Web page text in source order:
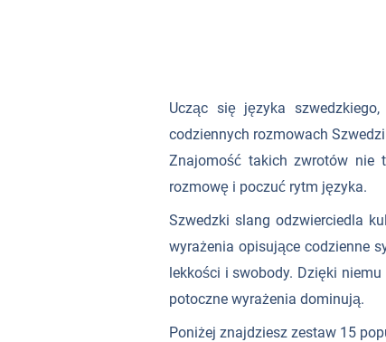
Ucząc się języka
codziennych rozmowach
Znajomość takich zwrotów nie
rozmowę i poczuć rytm języka.
Szwedzki slang odzwierciedla
wyrażenia opisujące codzienne
lekkości i swobody. Dzięki
potoczne wyrażenia dominują.
Poniżej znajdziesz zestaw 15